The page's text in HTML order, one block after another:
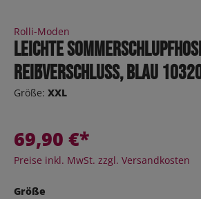
Rolli-Moden
Leichte
Reißverschluss, blau
Größe: XXL
69,90 €*
Preise inkl. MwSt. zzgl. Versandkosten
Größe